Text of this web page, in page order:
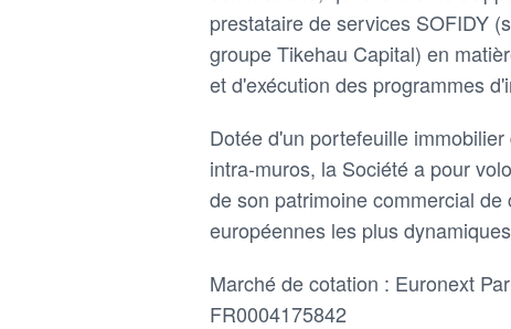
prestataire de services SOFIDY
groupe Tikehau Capital) en
et d'exécution des programmes
Dotée d'un portefeuille
intra-muros, la Société a pour
de son patrimoine commercial
européennes les plus
Marché de cotation : Euronext
FR0004175842